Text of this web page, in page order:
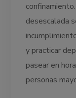
desescalada
y practicar
pasear en
personas